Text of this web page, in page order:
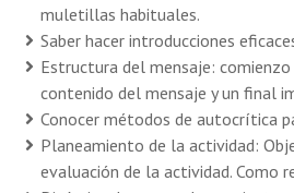
muletillas habituales.
Saber hacer introducciones
Estructura del mensaje:
contenido del mensaje y un final
Conocer métodos de autocrítica
Planeamiento de la actividad:
evaluación de la actividad. Como